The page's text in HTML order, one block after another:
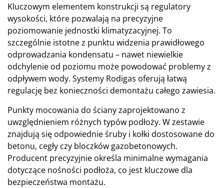
Kluczowym elementem konstrukcji są regulatory
wysokości, które pozwalają na precyzyjne
poziomowanie jednostki klimatyzacyjnej. To
szczególnie istotne z punktu widzenia prawidłowego
odprowadzania kondensatu – nawet niewielkie
odchylenie od poziomu może powodować problemy z
odpływem wody. Systemy Rodigas oferują łatwą
regulację bez konieczności demontażu całego zawiesia.
Punkty mocowania do ściany zaprojektowano z
uwzględnieniem różnych typów podłoży. W zestawie
znajdują się odpowiednie śruby i kołki dostosowane do
betonu, cegły czy bloczków gazobetonowych.
Producent precyzyjnie określa minimalne wymagania
dotyczące nośności podłoża, co jest kluczowe dla
bezpieczeństwa montażu.